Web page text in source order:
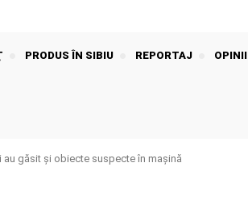
PRODUS ÎN SIBIU REPORTAJ OPINII
au găsit și obiecte suspecte în mașină